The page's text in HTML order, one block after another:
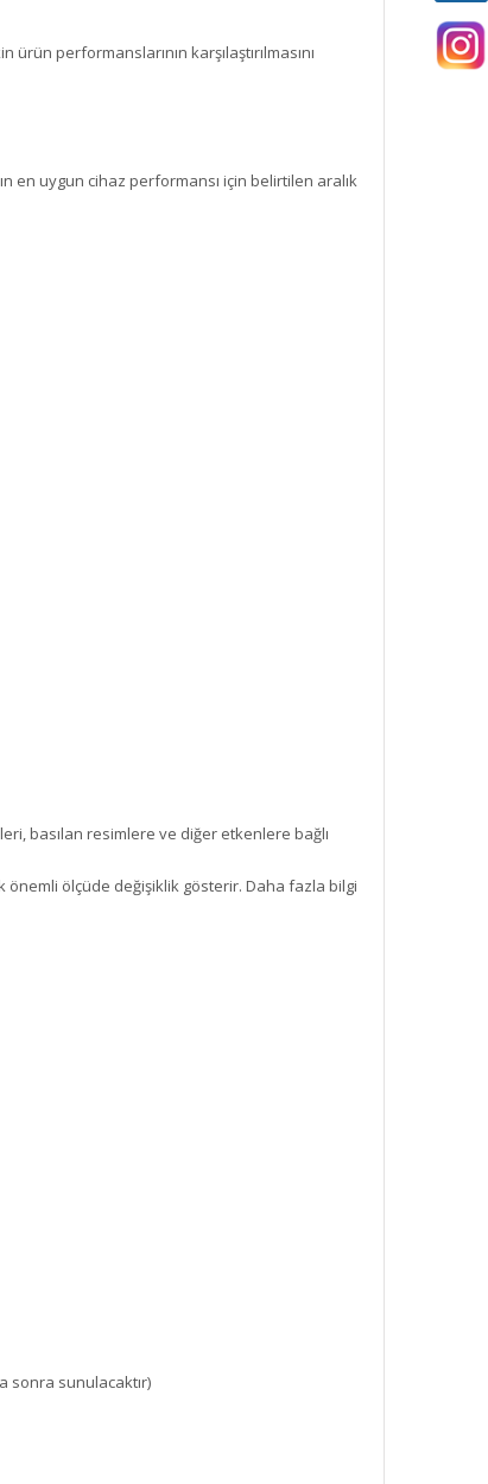
ürün performanslarının karşılaştırılmasını
en uygun cihaz performansı için belirtilen aralık
basılan resimlere ve diğer etkenlere bağlı
önemli ölçüde değişiklik gösterir. Daha fazla bilgi
sonra sunulacaktır)